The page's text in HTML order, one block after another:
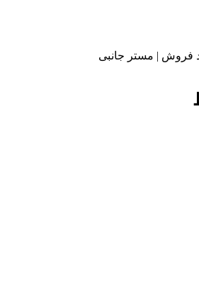
فروش | مستر جانبی